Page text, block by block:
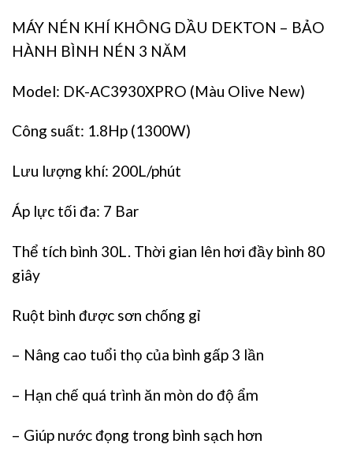
MÁY NÉN KHÍ KHÔNG DẦU DEKTON – BẢO
HÀNH BÌNH NÉN 3 NĂM
Model: DK-AC3930XPRO (Màu Olive New)
Công suất: 1.8Hp (1300W)
Lưu lượng khí: 200L/phút
Áp lực tối đa: 7 Bar
Thể tích bình 30L. Thời gian lên hơi đầy bình 80
giây
Ruột bình được sơn chống gỉ
– Nâng cao tuổi thọ của bình gấp 3 lần
– Hạn chế quá trình ăn mòn do độ ẩm
– Giúp nước đọng trong bình sạch hơn